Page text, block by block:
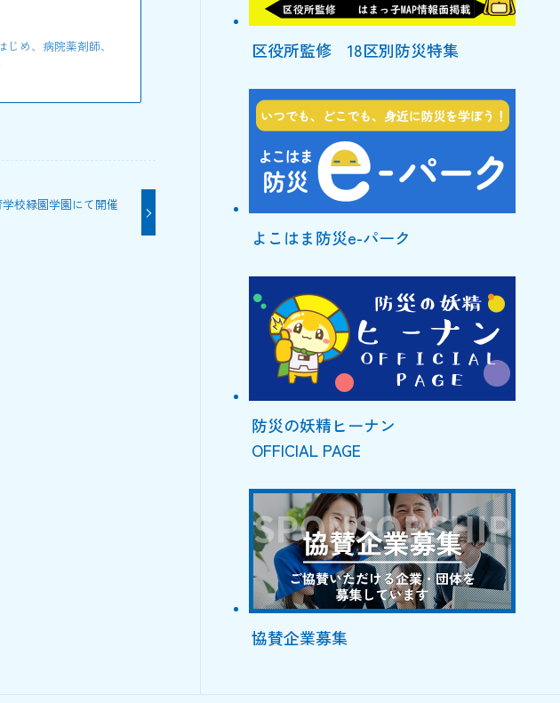
め、病院薬剤師、
学校緑園学園にて開催
区役所監修 18区別防災特集
よこはま防災e-パーク
防災の妖精ヒーナン
OFFICIAL PAGE
協賛企業募集